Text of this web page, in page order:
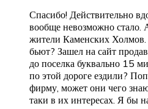
Спасибо! Действительно
вообще невозможно стало.
жители Каменских
бьют? Зашел на сайт
до поселка буквально 15
по этой дороге ездили?
фирму, может они чего
таки в их интересах. Я бы